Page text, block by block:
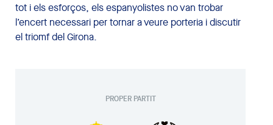
tot i els esforços, els espanyolistes no van trobar
l’encert necessari per tornar a veure porteria i discutir
el triomf del Girona.
PROPER PARTIT